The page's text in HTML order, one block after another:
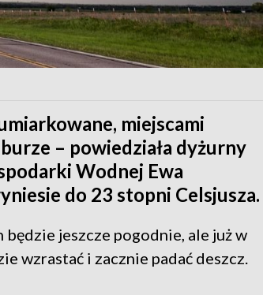
miejscami
– powiedziała dyżurny
Wodnej Ewa
do 23 stopni Celsjusza.
jeszcze pogodnie, ale już w
wzrastać i zacznie padać deszcz.